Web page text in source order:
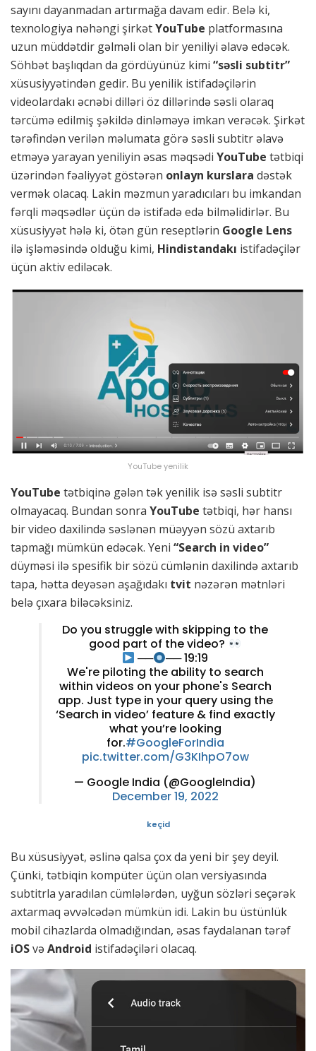
sayını dayanmadan artırmağa davam edir. Belə ki,
texnologiya nəhəngi şirkətYouTube platformasına
uzun müddətdir gəlməli olan bir yeniliyi əlavə edəcək.
Söhbət başlıqdan da gördüyünüz kimi “səsli subtitr”
xüsusiyyətindən gedir. Bu yenilik istifadəçilərin
videolardakı əcnəbi dilləri öz dillərində səsli olaraq
tərcümə edilmiş şəkildə dinləməyə imkan verəcək. Şirkət
tərəfindən verilən məlumata görə səsli subtitr əlavə
etməyə yarayan yeniliyin əsas məqsədi YouTube tətbiqi
üzərindən fəaliyyət göstərən onlayn kurslara dəstək
vermək olacaq. Lakin məzmun yaradıcıları bu imkandan
fərqli məqsədlər üçün də istifadə edə bilməlidirlər. Bu
xüsusiyyət hələ ki, ötən gün reseptlərin Google Lens
ilə işləməsində olduğu kimi, Hindistandakı istifadəçilər
üçün aktiv ediləcək.
YouTube yenilik
YouTube tətbiqinə gələn tək yenilik isə səsli subtitr
olmayacaq. Bundan sonra YouTube tətbiqi, hər hansı
bir video daxilində səslənən müəyyən sözü axtarıb
tapmağı mümkün edəcək. Yeni “Search in video”
düyməsi ilə spesifik bir sözü cümlənin daxilində axtarıb
tapa, hətta deyəsən aşağıdakı tvit nəzərən mətnləri
belə çıxara biləcəksiniz.
Do you struggle with skipping to the
good part of the video?
──
── 19:19
We're piloting the ability to search
within videos on your phone's Search
app. Just type in your query using the
‘Search in video’ feature & find exactly
what you’re looking
for.#GoogleForIndia
pic.twitter.com/G3KIhpO7ow
— Google India (@GoogleIndia)
December 19, 2022
keçid
Bu xüsusiyyət, əslinə qalsa çox da yeni bir şey deyil.
Çünki, tətbiqin kompüter üçün olan versiyasında
subtitrla yaradılan cümlələrdən, uyğun sözləri seçərək
axtarmaq əvvəlcədən mümkün idi. Lakin bu üstünlük
mobil cihazlarda olmadığından, əsas faydalanan tərəf
iOSvə Android istifadəçiləri olacaq.